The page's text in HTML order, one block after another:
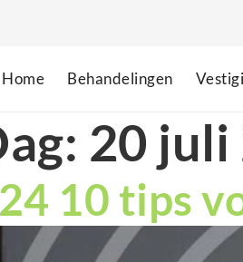
Home Behandelingen
20 juli
10 tips